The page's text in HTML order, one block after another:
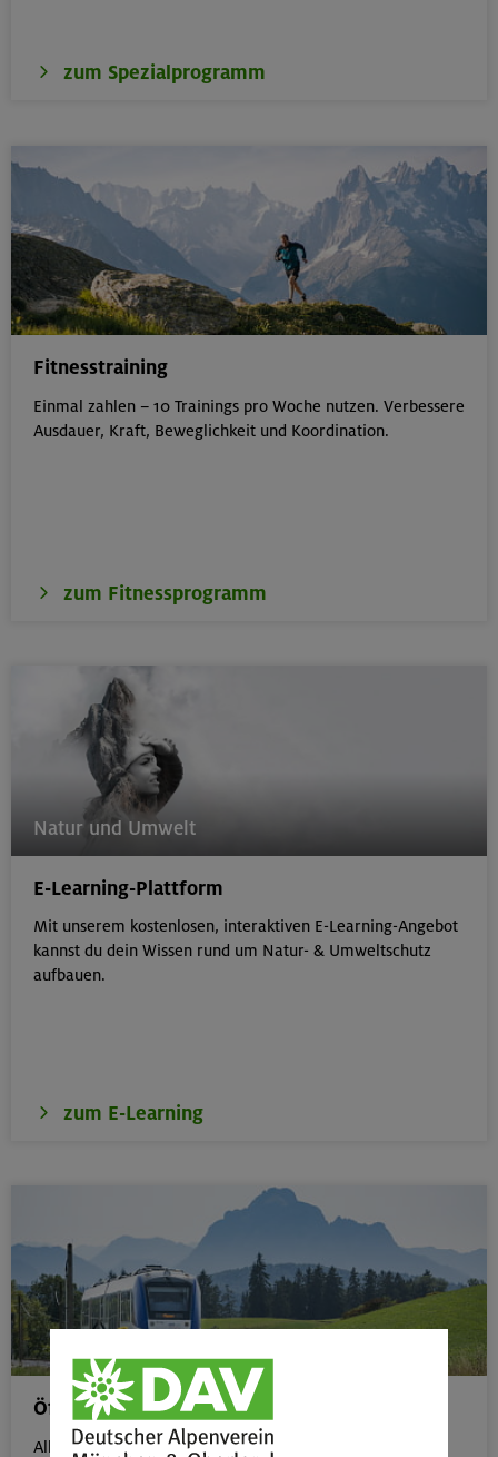
zum Spezialprogramm
Fitnesstraining
Einmal zahlen – 10 Trainings pro Woche nutzen. Verbessere
Ausdauer, Kraft, Beweglichkeit und Koordination.
zum Fitnessprogramm
Natur und Umwelt
E-Learning-Plattform
Mit unserem kostenlosen, interaktiven E-Learning-Angebot
kannst du dein Wissen rund um Natur- & Umweltschutz
aufbauen.
zum E-Learning
Öffentliche Anreise
Alle Veranstaltungen, die gut mit öffentlichen